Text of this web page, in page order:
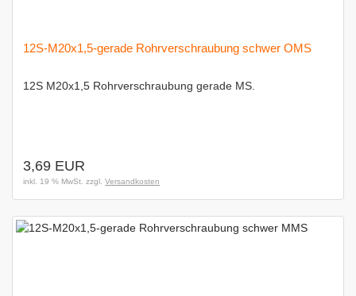
12S-M20x1,5-gerade Rohrverschraubung schwer OMS
12S M20x1,5 Rohrverschraubung gerade MS.
3,69 EUR
inkl. 19 % MwSt. zzgl. Versandkosten